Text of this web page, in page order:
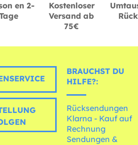
en 2-
Kostenloser
Versand ab
75€
BRAUCHST DU
HILFE?:
Rücksendungen
Klarna - Kauf auf
Rechnung
Sendungen &